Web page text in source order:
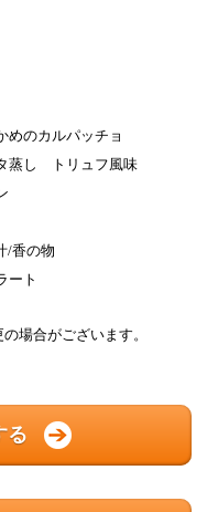
めのカルパッチョ
蒸し トリュフ風味
/香の物
ート
場合がございます。
る